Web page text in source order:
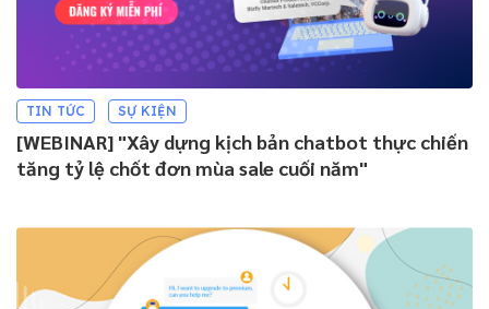
TIN TỨC SỰ KIỆN
[WEBINAR] "Xây dựng kịch bản chatbot thực chiến
tăng tỷ lệ chốt đơn mùa sale cuối năm"